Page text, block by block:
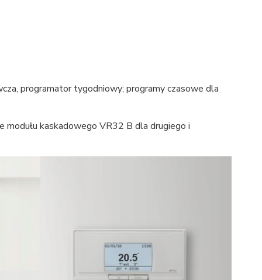
programator tygodniowy; programy czasowe dla
kaskadowego VR32 B dla drugiego i